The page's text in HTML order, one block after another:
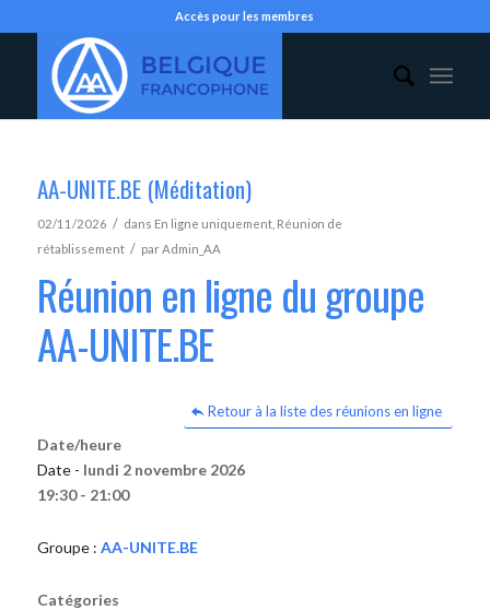
Accès pour les membres
AA-UNITE.BE (Méditation)
02/11/2026 / dans En ligne uniquement, Réunion de
rétablissement / parAdmin_AA
Réunion en ligne du groupe
AA-UNITE.BE
Retour à la liste des réunions en ligne
Date/heure
Date - lundi 2 novembre 2026
19:30 - 21:00
Groupe : AA-UNITE.BE
Catégories